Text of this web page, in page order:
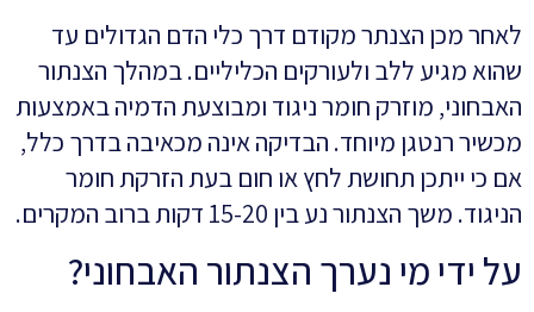
לאחר מכן הצנתר מקודם דרך כלי הדם הגדולים עד
שהוא מגיע ללב ולעורקים הכליליים. במהלך הצנתור
האבחוני, מוזרק חומר ניגוד ומבוצעת הדמיה באמצעות
מכשיר רנטגן מיוחד. הבדיקה אינה מכאיבה בדרך כלל,
אם כי ייתכן תחושת לחץ או חום בעת הזרקת חומר
הניגוד. משך הצנתור נע בין 15-20 דקות ברוב המקרים.
על ידי מי נערך הצנתור האבחוני?